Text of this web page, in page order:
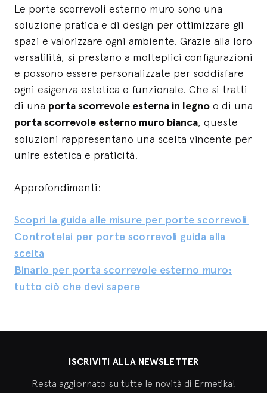
Le porte scorrevoli esterno muro sono una
soluzione pratica e di design per ottimizzare gli
spazi e valorizzare ogni ambiente. Grazie alla loro
versatilità, si prestano a molteplici configurazioni
e possono essere personalizzate per soddisfare
ogni esigenza estetica e funzionale. Che si tratti
di una porta scorrevole esterna in legno o di una
porta scorrevole esterno muro bianca, queste
soluzioni rappresentano una scelta vincente per
unire estetica e praticità.
Approfondimenti:
Scopri la guida alle misure per porte scorrevoli
Controtelai per porte scorrevoli guida alla
scelta
Binario per porta scorrevole esterno muro:
tutto ciò che devi sapere
ISCRIVITI ALLA NEWSLETTER
Resta aggiornato su tutte le novità di Ermetika!